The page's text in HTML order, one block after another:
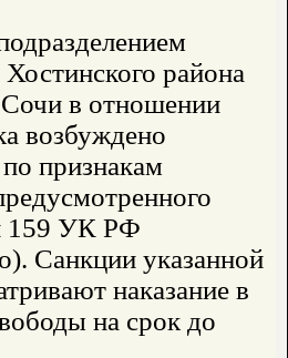
района
в отношении
возбуждено
признакам
159 УК РФ
Санкции указанной
наказание в
на срок до